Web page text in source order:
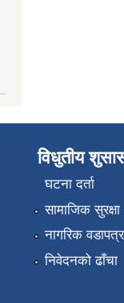
विधुतीय
घटना दर्ता
सामाजिक सुरक्षा
नागरिक वडापत्र
निवेदनको ढाँचा